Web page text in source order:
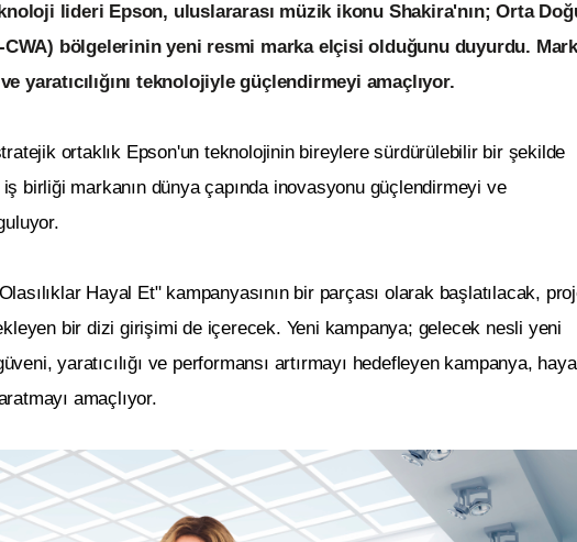
lideri Epson, uluslararası müzik ikonu Shakira'nın; Orta
CWA) bölgelerinin yeni resmi marka elçisi olduğunu duyurdu.
teknolojiyle güçlendirmeyi amaçlıyor.
ortaklık Epson'un teknolojinin bireylere sürdürülebilir bir şekilde
birliği markanın dünya çapında inovasyonu güçlendirmeyi ve
Hayal Et" kampanyasının bir parçası olarak başlatılacak,
bir dizi girişimi de içerecek. Yeni kampanya; gelecek nesli yeni
yaratıcılığı ve performansı artırmayı hedefleyen kampanya,
amaçlıyor.